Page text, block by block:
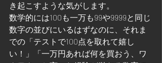
き起こすような気がします。
数学的には100も一万も99や9999と同じ
数字の並びにいるはずなのに、それま
での「テストで100点を取れて嬉し
い！」「一万円あれば何を買おう、ワ